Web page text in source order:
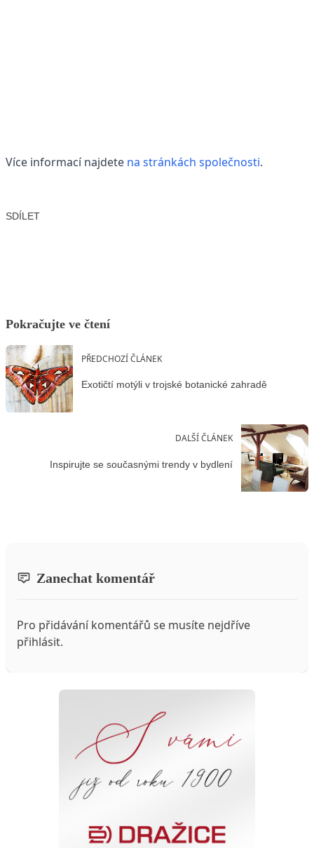
Více informací najdete na stránkách společnosti.
SDÍLET
Pokračujte ve čtení
PŘEDCHOZÍ ČLÁNEK
Exotičtí motýli v trojské botanické zahradě
DALŠÍ ČLÁNEK
Inspirujte se současnými trendy v bydlení
Zanechat komentář
Pro přidávání komentářů se musíte nejdříve
přihlásit.